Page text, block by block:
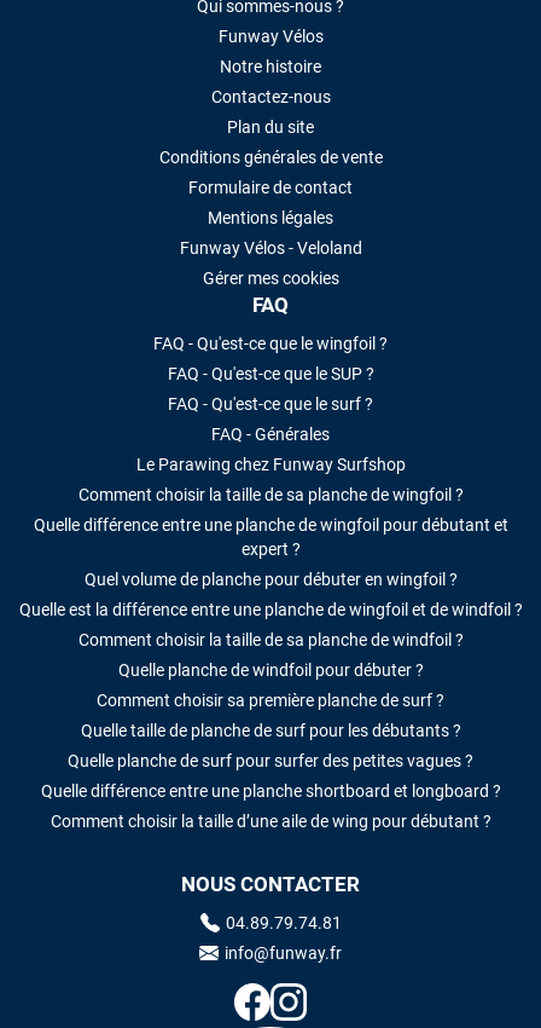
Qui sommes-nous ?
Funway Vélos
Notre histoire
Contactez-nous
Plan du site
Conditions générales de vente
Formulaire de contact
Mentions légales
Funway Vélos - Veloland
Gérer mes cookies
FAQ
FAQ - Qu'est-ce que le wingfoil ?
FAQ - Qu'est-ce que le SUP ?
FAQ - Qu'est-ce que le surf ?
FAQ - Générales
Le Parawing chez Funway Surfshop
Comment choisir la taille de sa planche de wingfoil ?
Quelle différence entre une planche de wingfoil pour débutant et
expert ?
Quel volume de planche pour débuter en wingfoil ?
Quelle est la différence entre une planche de wingfoil et de windfoil ?
Comment choisir la taille de sa planche de windfoil ?
Quelle planche de windfoil pour débuter ?
Comment choisir sa première planche de surf ?
Quelle taille de planche de surf pour les débutants ?
Quelle planche de surf pour surfer des petites vagues ?
Quelle différence entre une planche shortboard et longboard ?
Comment choisir la taille d’une aile de wing pour débutant ?
NOUS CONTACTER
04.89.79.74.81
info@funway.fr